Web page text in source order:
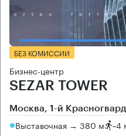
БЕЗ КОМИССИИ
Бизнес-центр
SEZAR TOWER
Москва, 1-й
Выставочная → 380 м ~4